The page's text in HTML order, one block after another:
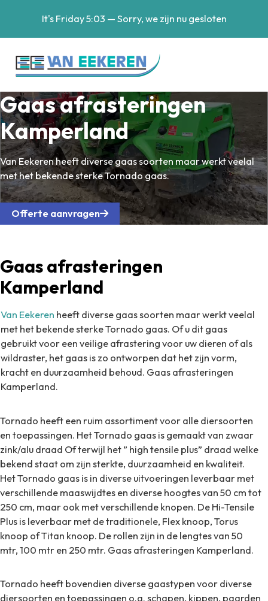
It'sFriday5:03 — Sorry, we zijn nu gesloten
Gaas afrasteringen
Kamperland
Van Eekeren heeft diverse gaas soorten maar werkt veelal
met het bekende sterke Tornado gaas.
Offerte aanvragen
Gaas afrasteringen
Kamperland
Van Eekeren heeft diverse gaas soorten maar werkt veelal
met het bekende sterke Tornado gaas. Of u dit gaas
gebruikt voor een veilige afrastering voor uw dieren of als
wildraster, het gaas is zo ontworpen dat het zijn vorm,
kracht en duurzaamheid behoud. Gaas afrasteringen
Kamperland.
Tornado heeft een ruim assortiment voor alle diersoorten
en toepassingen. Het Tornado gaas is gemaakt van zwaar
zink/alu draad Of terwijl het ” high tensile plus” draad welke
bekend staat om zijn sterkte, duurzaamheid en kwaliteit.
Het Tornado gaas is in diverse uitvoeringen leverbaar met
verschillende maaswijdtes en diverse hoogtes van 50 cm tot
250 cm, maar ook met verschillende knopen. De Hi-Tensile
Plus is leverbaar met de traditionele, Flex knoop, Torus
knoop of Titan knoop. De rollen zijn in de lengtes van 50
mtr, 100 mtr en 250 mtr. Gaas afrasteringen Kamperland.
Tornado heeft bovendien diverse gaastypen voor diverse
diersoorten en toepassingen o.a. schapen, kippen, paarden